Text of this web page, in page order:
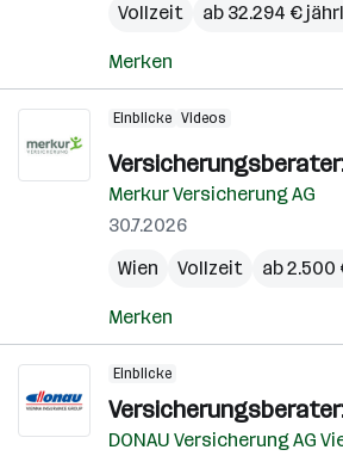
Vollzeit
ab 32.294 €
Merken
Einblicke Videos
Merkur Versicherung AG
30.7.2026
Wien
Vollzeit ab
Merken
Einblicke
DONAU Versicherung AG